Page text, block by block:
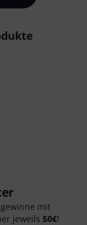
mit
jeweils 50€!